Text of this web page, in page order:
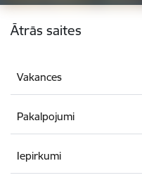
Kājene
Ātrās saites
Vakances
Pakalpojumi
Iepirkumi